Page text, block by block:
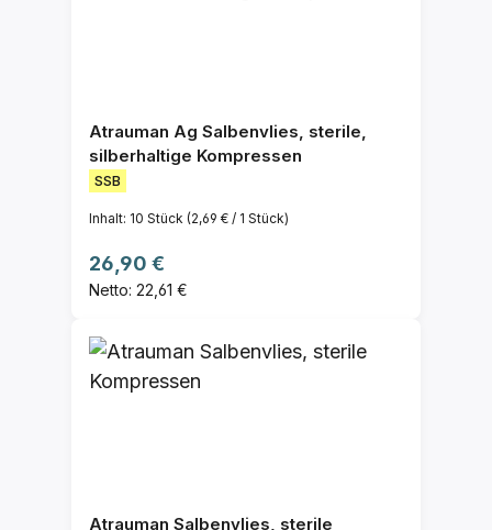
Atrauman Ag Salbenvlies, sterile,
silberhaltige Kompressen
SSB
Inhalt: 10 Stück (2,69 € / 1 Stück)
Regulärer Preis:
26,90 €
Netto: 22,61 €
Atrauman Salbenvlies, sterile